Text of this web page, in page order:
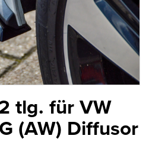
tlg. für VW
(AW) Diffusor